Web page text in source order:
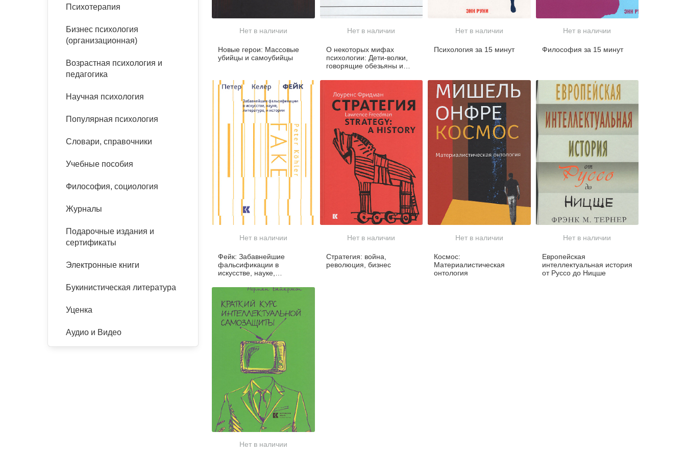
панические атаки
Психодрама
Сказкотерапия
психотерапии
Классический, эриксоновский
эргономика
Социальная психология
Психология развития
организационная психология
психоанализ
Психотерапия
Бизнес психология
(организационная)
Возрастная психология и
педагогика
Научная психология
Популярная психология
Словари, справочники
Учебные пособия
Философия, социология
Журналы
Подарочные издания и
сертификаты
Электронные книги
Букинистическая литература
Уценка
Аудио и Видео
Нет в наличии
Новые герои: Массовые
убийцы и самоубийцы
Нет в наличии
О некоторых мифах
психологии: Дети-волки,
говорящие обезьяны и
Нет в наличии
Психология за 15 минут
Нет в наличии
Философия за 15 минут
Нет в наличии
Фейк: Забавнейшие
фальсификации в
искусстве, науке,
Нет в наличии
Стратегия: война,
революция, бизнес
Нет в наличии
Космос:
Материалистическая
онтология
Нет в наличии
Европейская
интеллектуальная история
от Руссо до Ницше
Нет в наличии